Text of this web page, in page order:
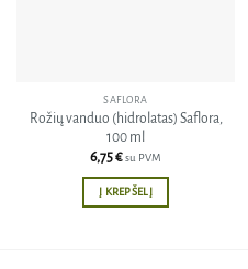
SAFLORA
Rožių vanduo (hidrolatas) Saflora,
100 ml
6,75€su PVM
Į KREPŠELĮ